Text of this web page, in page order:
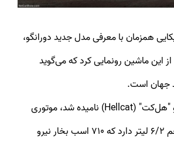
همزمان با معرفی مدل جدید دورانگو،
این ماشین رونمایی کرد که می‌گوید
جهان است.
این مدل که دورانگو "هل‌کت" (Hellcat) نامیده شد، موتوری
هشت سیلندر با حجم ۶/۲ لیتر دارد که ۷۱۰ اسب بخار نیرو